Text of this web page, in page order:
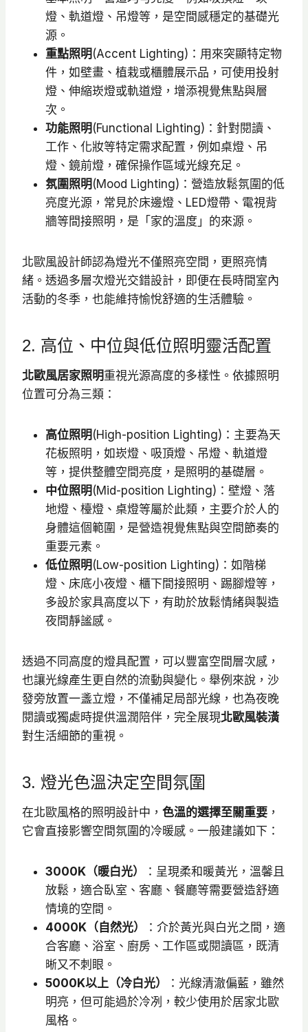
燈、軌道燈、吊燈等，是空間感穩定的基礎光
源。
重點照明 (Accent Lighting)：用來突顯特定物
件，如壁畫、植栽或櫃體展示品，可使用投射
燈、伸縮崁燈或軌道燈，增添視覺焦點與層
次。
功能照明 (Functional Lighting)：針對閱讀、
工作、化妝等特定需求配置，例如桌燈、吊
燈、鏡前燈，確保操作區域光線充足。
氛圍照明 (Mood Lighting)：營造放鬆氛圍的低
亮度光源，常見於床邊燈、LED燈帶、電視背
牆等間接照明，是「家的溫度」的來源。
北歐風設計師認為燈光不僅照亮空間，更照亮情
緒。透過多層次燈光交錯設計，即便在長時間室內
活動的冬季，也能維持愉悅舒適的生活體驗。
2. 高位、中位與低位照明靈活配置
北歐風居家照明重視光源高度的多樣性。依據照明
位置可分為三類：
高位照明 (High-position Lighting)：主要為天
花板照明，如崁燈、吸頂燈、吊燈、軌道燈
等，提供整體空間亮度，是照明的基礎層。
中位照明 (Mid-position Lighting)：壁燈、落
地燈、檯燈、桌燈等屬於此類，主要介於人的
身體這個範圍，是營造視覺焦點與空間節奏的
重要元素。
低位照明 (Low-position Lighting)：如階梯
燈、床底小夜燈、櫃下間接照明、踢腳燈等，
多設於家具高度以下，有助於放鬆情緒與製造
夜間靜謐感。
透過不同高度的燈具配置，可以豐富空間層次感，
也讓光線產生更自然的流動與變化。舉例來說，沙
發旁放置一盞立燈，不僅補足局部光線，也為夜晚
閱讀或獨處時提供溫潤陪伴，完全展現北歐風裝潢
對生活細節的重視。
3. 燈光色溫決定空間氛圍
在北歐風格的照明設計中， 色溫的選擇至關重要 ，
它會直接影響空間氛圍的冷暖感。一般建議如下：
3000K（暖白光）
：呈現柔和暖黃光，溫馨且
放鬆，適合臥室、客廳、餐廳等需要營造舒適
情境的空間。
4000K（自然光）
：介於黃光與白光之間，適
合客廳、浴室、廚房、工作區或閱讀區，既清
晰又不刺眼。
5000K以上（冷白光）
：光線清澈偏藍，雖然
明亮，但可能過於冷冽，較少使用於居家北歐
風格。